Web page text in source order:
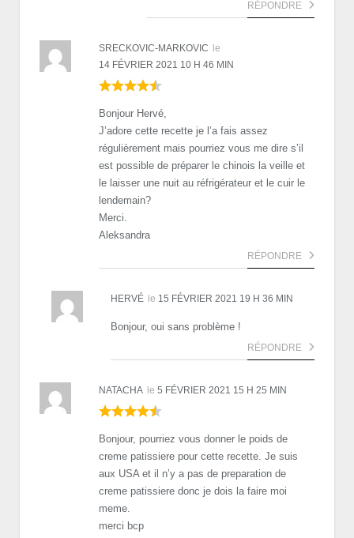
RÉPONDRE
SRECKOVIC-MARKOVIC le
14 FÉVRIER 2021 10 H 46 MIN
Bonjour Hervé,
J’adore cette recette je l’a fais assez
régulièrement mais pourriez vous me dire s’il
est possible de préparer le chinois la veille et
le laisser une nuit au réfrigérateur et le cuir le
lendemain?
Merci.
Aleksandra
RÉPONDRE
HERVÉ le 15 FÉVRIER 2021 19 H 36 MIN
Bonjour, oui sans problème !
RÉPONDRE
NATACHA le 5 FÉVRIER 2021 15 H 25 MIN
Bonjour, pourriez vous donner le poids de
creme patissiere pour cette recette. Je suis
aux USA et il n’y a pas de preparation de
creme patissiere donc je dois la faire moi
meme.
merci bcp